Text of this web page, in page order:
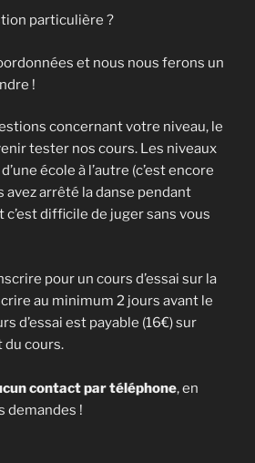
particulière ?
et nous nous ferons un
!
concernant votre niveau, le
tester nos cours. Les niveaux
école à l’autre (c’est encore
avez arrêté la danse pendant
c’est difficile de juger sans vous
pour un cours d’essai sur la
au minimum 2 jours avant le
d’essai est payable (16€) sur
du cours.
contact par téléphone, en
demandes !